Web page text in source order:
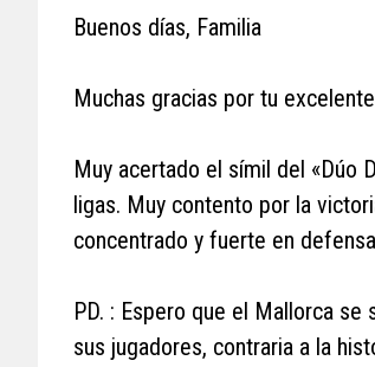
Buenos días, Familia
Muchas gracias por tu
Muy acertado el símil del «Dúo
ligas. Muy contento por la
concentrado y fuerte en
PD. : Espero que el Mallorca
sus jugadores, contraria a la